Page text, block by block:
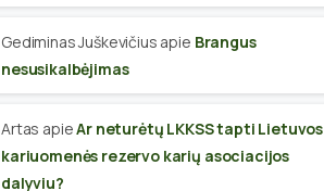
Gediminas Juškevičius apie Brangus
nesusikalbėjimas
Artas apieAr neturėtų LKKSS tapti Lietuvos
kariuomenės rezervo karių asociacijos
dalyviu?